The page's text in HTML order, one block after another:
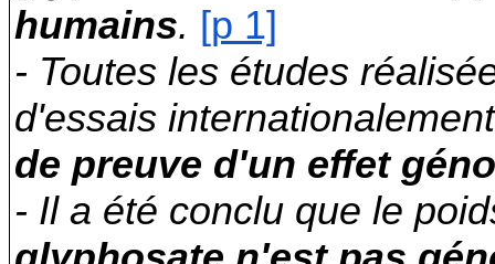
humains. [p 1]
- Toutes les études
d'essais
de preuve d'un effet
- Il a été conclu que le